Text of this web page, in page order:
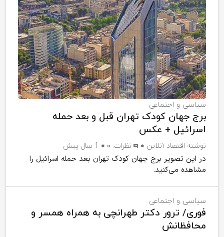
سیاسی و اجتماعی
برج جهان کودک تهران قبل و بعد حمله
اسرائیل + عکس
نوشته اقتصاد آنلاین نظرات: ۰ 1 سال پیش
در این تصویر برج جهان کودک تهران بعد حمله اسرائیل را
مشاهده می‌کنید.
سیاسی و اجتماعی
فوری/ ترور دکتر طهرانچی به همراه همسر و
محافظانش